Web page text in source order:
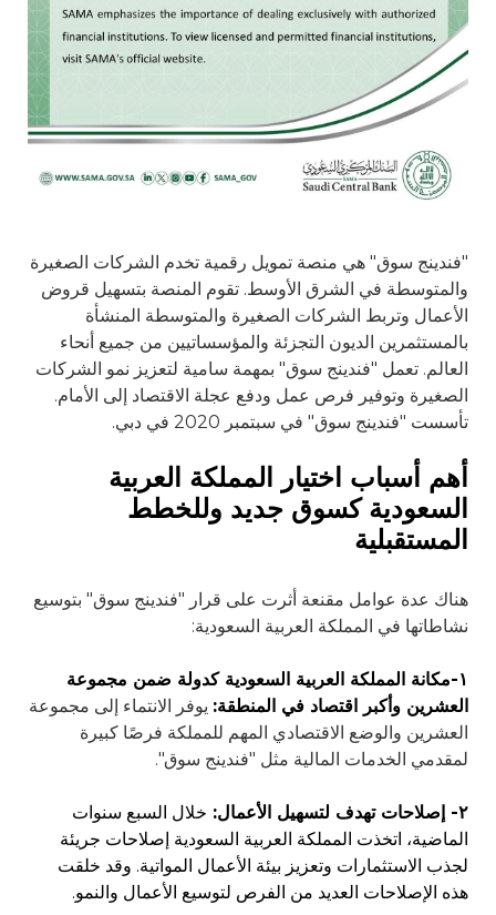
"فندينج سوق" هي منصة تمويل رقمية تخدم الشركات الصغيرة
والمتوسطة في الشرق الأوسط. تقوم المنصة بتسهيل قروض
الأعمال وتربط الشركات الصغيرة والمتوسطة المنشأة
بالمستثمرين الديون التجزئة والمؤسساتيين من جميع أنحاء
العالم. تعمل "فندينج سوق" بمهمة سامية لتعزيز نمو الشركات
الصغيرة وتوفير فرص عمل ودفع عجلة الاقتصاد إلى الأمام.
تأسست "فندينج سوق" في سبتمبر 2020 في دبي.
أهم أسباب اختيار المملكة العربية
السعودية كسوق جديد وللخطط
المستقبلية
هناك عدة عوامل مقنعة أثرت على قرار "فندينج سوق" بتوسيع
نشاطاتها في المملكة العربية السعودية:
۱-مكانة المملكة العربية السعودية كدولة ضمن مجموعة
العشرين وأكبر اقتصاد في المنطقة: يوفر الانتماء إلى مجموعة
العشرين والوضع الاقتصادي المهم للمملكة فرصًا كبيرة
لمقدمي الخدمات المالية مثل "فندينج سوق".
۲- إصلاحات تهدف لتسهيل الأعمال:
خلال السبع سنوات
الماضية، اتخذت المملكة العربية السعودية إصلاحات جريئة
لجذب الاستثمارات وتعزيز بيئة الأعمال المواتية. وقد خلقت
هذه الإصلاحات العديد من الفرص لتوسيع الأعمال والنمو.